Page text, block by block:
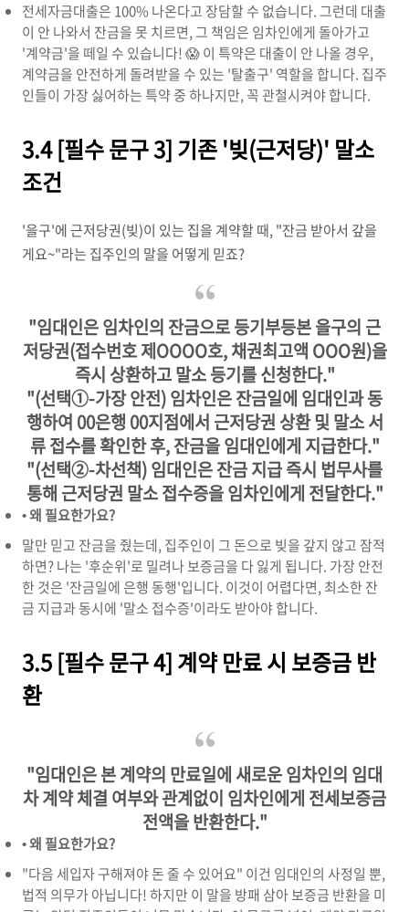
전세자금대출은 100% 나온다고 장담할 수 없습니다. 그런데 대출
이 안 나와서 잔금을 못 치르면, 그 책임은 임차인에게 돌아가고
'계약금'을 떼일 수 있습니다! 😱 이 특약은 대출이 안 나올 경우,
계약금을 안전하게 돌려받을 수 있는 '탈출구' 역할을 합니다. 집주
인들이 가장 싫어하는 특약 중 하나지만, 꼭 관철시켜야 합니다.
3.4 [필수 문구 3] 기존 '빚(근저당)' 말소
조건
'을구'에 근저당권(빚)이 있는 집을 계약할 때, "잔금 받아서 갚을
게요~"라는 집주인의 말을 어떻게 믿죠?
"임대인은 임차인의 잔금으로 등기부등본 을구의 근
저당권(접수번호 제OOOO호, 채권최고액 OOO원)을
즉시 상환하고 말소 등기를 신청한다."
"(선택①-가장 안전) 임차인은 잔금일에 임대인과 동
행하여 00은행 00지점에서 근저당권 상환 및 말소 서
류 접수를 확인한 후, 잔금을 임대인에게 지급한다."
"(선택②-차선책) 임대인은 잔금 지급 즉시 법무사를
통해 근저당권 말소 접수증을 임차인에게 전달한다."
• 왜 필요한가요?
말만 믿고 잔금을 줬는데, 집주인이 그 돈으로 빚을 갚지 않고 잠적
하면? 나는 '후순위'로 밀려나 보증금을 다 잃게 됩니다. 가장 안전
한 것은 '잔금일에 은행 동행'입니다. 이것이 어렵다면, 최소한 잔
금 지급과 동시에 '말소 접수증'이라도 받아야 합니다.
3.5 [필수 문구 4] 계약 만료 시 보증금 반
환
"임대인은 본 계약의 만료일에 새로운 임차인의 임대
차 계약 체결 여부와 관계없이 임차인에게 전세보증금
전액을 반환한다."
• 왜 필요한가요?
"다음 세입자 구해져야 돈 줄 수 있어요" 이건 임대인의 사정일 뿐,
법적 의무가 아닙니다! 하지만 이 말을 방패 삼아 보증금 반환을 미